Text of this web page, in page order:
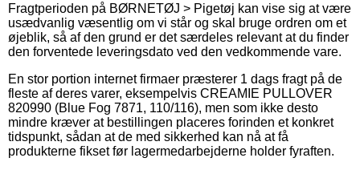
Fragtperioden på BØRNETØJ > Pigetøj kan vise sig at være
usædvanlig væsentlig om vi står og skal bruge ordren om et
øjeblik, så af den grund er det særdeles relevant at du finder
den forventede leveringsdato ved den vedkommende vare.
En stor portion internet firmaer præsterer 1 dags fragt på de
fleste af deres varer, eksempelvis CREAMIE PULLOVER
820990 (Blue Fog 7871, 110/116), men som ikke desto
mindre kræver at bestillingen placeres forinden et konkret
tidspunkt, sådan at de med sikkerhed kan nå at få
produkterne fikset før lagermedarbejderne holder fyraften.